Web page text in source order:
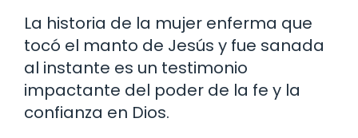
La historia de la mujer enferma que
tocó el manto de Jesús y fue sanada
al instante es un testimonio
impactante del poder de la fe y la
confianza en Dios.